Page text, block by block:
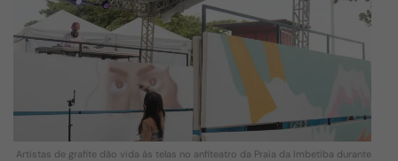
Artistas de grafite dão vida às telas no anfiteatro da Praia da Imbetiba durante